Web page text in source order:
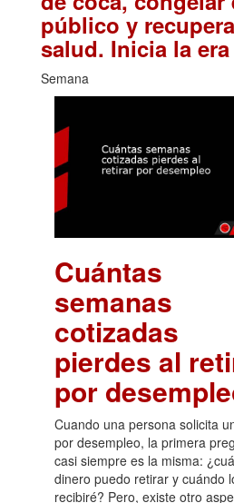
público y
salud. Inicia la
Semana
Cuántas
semanas
cotizadas
pierdes al
por
Cuando una persona solicita
por desempleo, la primera
casi siempre es la misma:
dinero puedo retirar y cuándo
recibiré? Pero, existe otro